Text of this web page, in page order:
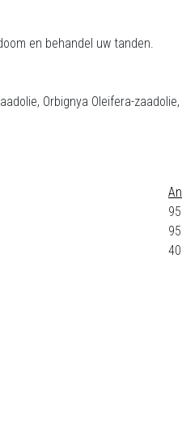
en behandel uw tanden.
Orbignya Oleifera-